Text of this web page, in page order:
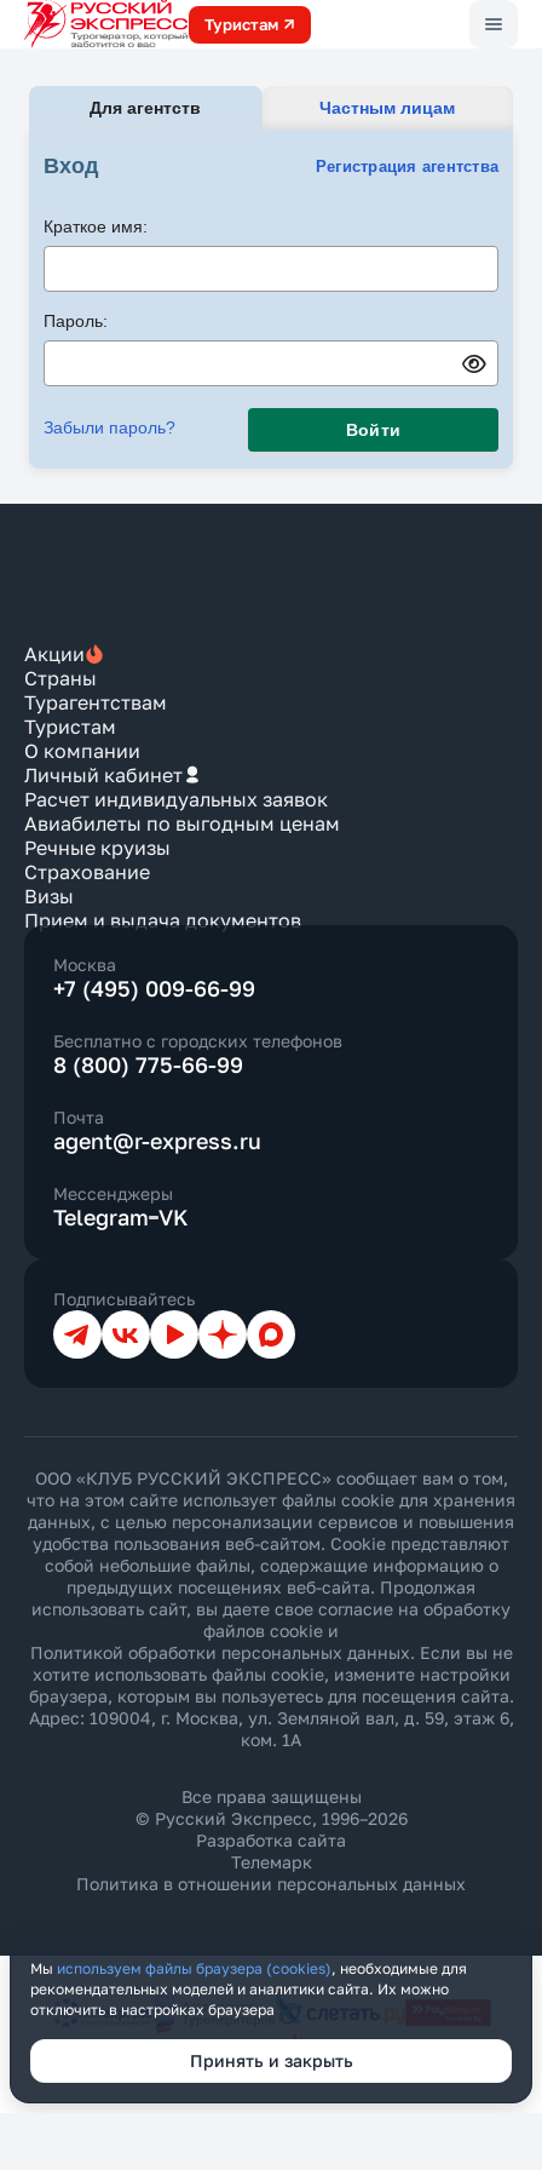
Туристам
Для агентств Частным лицам
Вход Регистрация агентства
Краткое имя:
Пароль:
Забыли пароль? Войти
Акции
Страны
Турагентствам
Туристам
О компании
Личный кабинет
Расчет индивидуальных заявок
Авиабилеты по выгодным ценам
Речные круизы
Страхование
Визы
Прием и выдача документов
Москва
+7 (495) 009-66-99
Бесплатно с городских телефонов
8 (800) 775-66-99
Почта
agent@r-express.ru
Мессенджеры
Telegram VK
Подписывайтесь
ТелеграмВКонтакте
YouTubeДзен Max
ООО «КЛУБ РУССКИЙ ЭКСПРЕСС» сообщает вам о том,
что на этом сайте использует файлы cookie для хранения
данных, с целью персонализации сервисов и повышения
удобства пользования веб-сайтом. Cookie представляют
собой небольшие файлы, содержащие информацию о
предыдущих посещениях веб-сайта. Продолжая
использовать сайт, вы даете свое согласие на обработку
файлов cookie и
Политикой обработки персональных данных. Если вы не
хотите использовать файлы cookie, измените настройки
браузера, которым вы пользуетесь для посещения сайта.
Адрес: 109004, г. Москва, ул. Земляной вал, д. 59, этаж 6,
ком. 1А
Все права защищены
© Русский Экспресс, 1996–2026
Разработка сайта
Телемарк
Политика в отношении персональных данных
Мы используем файлы браузера (cookies), необходимые для
рекомендательных моделей и аналитики сайта. Их можно
отключить в настройках браузера
Принять и закрыть